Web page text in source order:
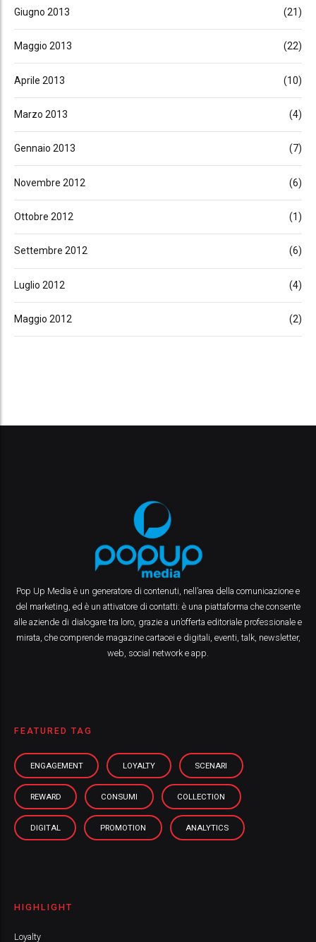
Giugno 2013 (21)
Maggio 2013 (22)
Aprile 2013 (10)
Marzo 2013 (4)
Gennaio 2013 (7)
Novembre 2012 (6)
Ottobre 2012 (1)
Settembre 2012 (6)
Luglio 2012 (4)
Maggio 2012 (2)
Pop Up Media è un generatore di contenuti, nell’area della comunicazione e
del marketing, ed è un attivatore di contatti: è una piattaforma che consente
alle aziende di dialogare tra loro, grazie a un’offerta editoriale professionale e
mirata, che comprende magazine cartacei e digitali, eventi, talk, newsletter,
web, social network e app.
FEATURED TAG
ENGAGEMENT LOYALTY SCENARI
REWARD CONSUMI COLLECTION
DIGITAL PROMOTION ANALYTICS
HIGHLIGHT
Loyalty